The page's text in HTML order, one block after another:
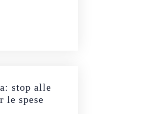
stop alle
le spese